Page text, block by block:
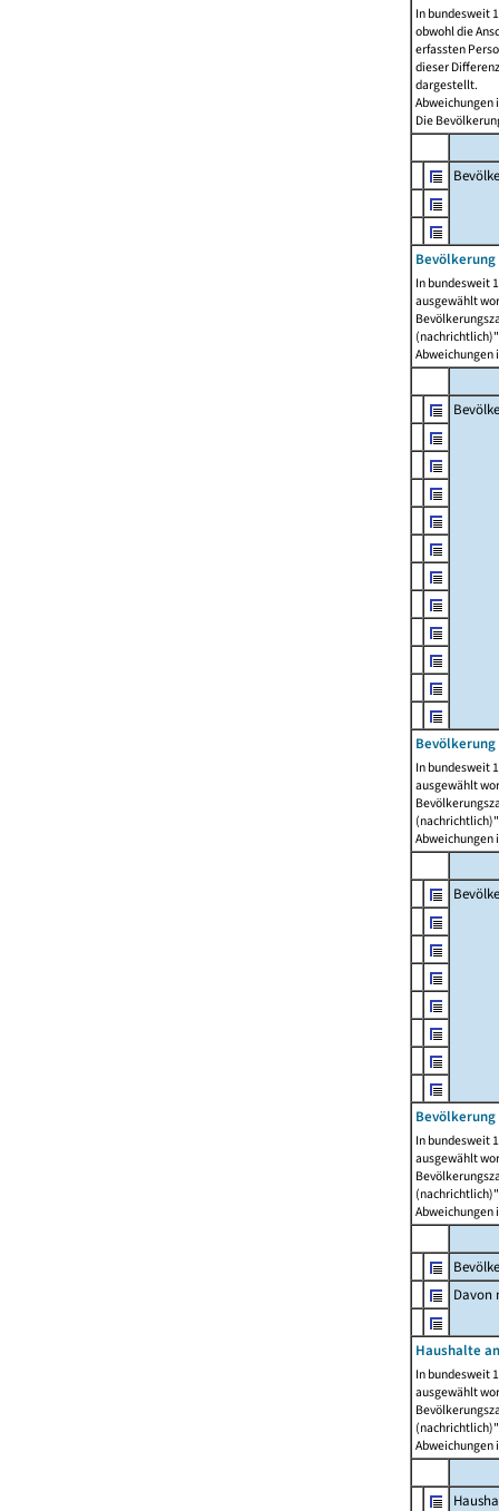
In bundesweit
obwohl die
erfassten
dieser
dargestellt.
Abweichungen
Die
In bundesweit
ausgewählt
Abweichungen
In bundesweit
ausgewählt
Abweichungen
In bundesweit
ausgewählt
Abweichungen
Davon
Haushalte
In bundesweit
ausgewählt
Abweichungen